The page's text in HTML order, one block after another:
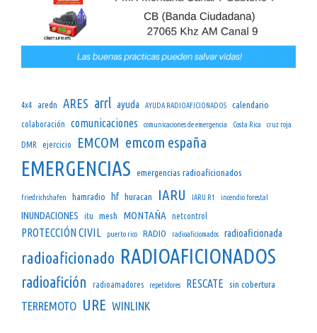
4x4 aredn ARES arrl ayuda AYUDA RADIOAFICIONADOS calendario
colaboración comunicaciones comunicaciones de emergencia Costa Rica cruz roja
DMR ejercicio EMCOM emcom españa
EMERGENCIAS emergencias radioaficionados
friedrichshafen hamradio hf huracan IARU IARU R1 incendio forestal
INUNDACIONES itu mesh MONTAÑA netcontrol
PROTECCIÓN CIVIL puerto rico RADIO radioaficiomados radioaficionada
radioaficionado RADIOAFICIONADOS
radioafición radioamadores repetidores RESCATE sin cobertura
TERREMOTO URE WINLINK